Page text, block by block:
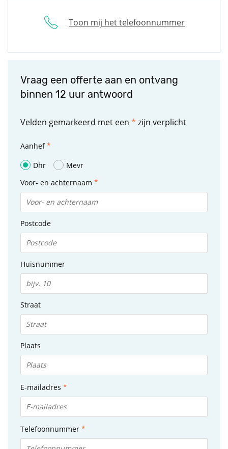
Toon mij het telefoonnummer
Vraag een offerte aan en ontvang
binnen 12 uur antwoord
Velden gemarkeerd met een * zijn verplicht
Aanhef
Dhr
Mevr
Voor- en achternaam
Postcode
Huisnummer
Straat
Plaats
E-mailadres
Telefoonnummer